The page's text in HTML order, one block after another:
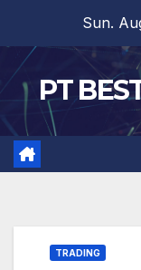
content
Sun.
PT
TRADING